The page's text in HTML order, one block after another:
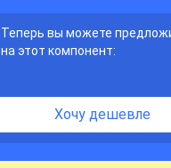
Теперь вы можете
на этот компонент:
Хочу дешевле